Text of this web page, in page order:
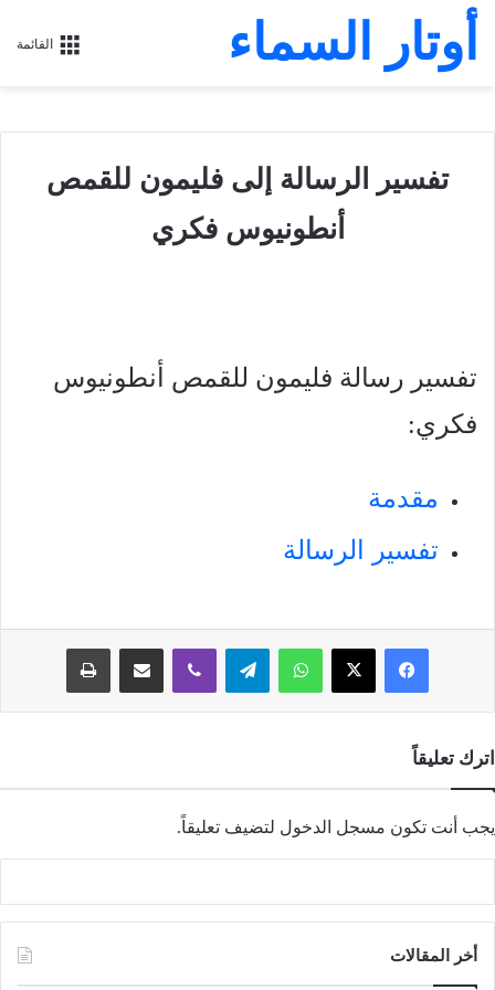
القائمة أوتار السماء
تفسير الرسالة إلى فليمون للقمص
أنطونيوس فكري
تفسير رسالة فليمون للقمص أنطونيوس
فكري:
مقدمة
تفسير الرسالة
فيسبوك ‫X واتساب تيلقرام ڤايبر
اترك تعليقاً
يجب أنت تكون مسجل الدخول لتضيف تعليقاً.
أخر المقالات